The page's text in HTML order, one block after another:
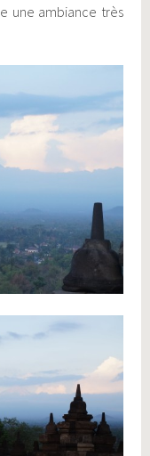
une ambiance très